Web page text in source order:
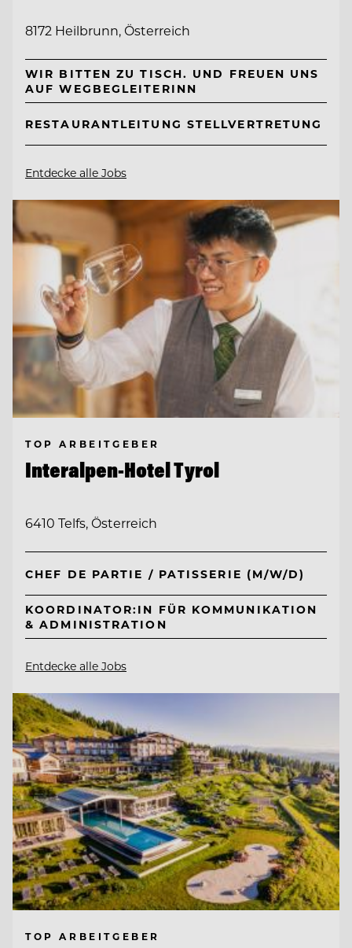
8172 Heilbrunn, Österreich
WIR BITTEN ZU TISCH. UND FREUEN UNS
AUF WEGBEGLEITERINN
RESTAURANTLEITUNG STELLVERTRETUNG
Entdecke alle Jobs
TOP ARBEITGEBER
Interalpen-Hotel Tyrol
6410 Telfs, Österreich
CHEF DE PARTIE / PATISSERIE (M/W/D)
KOORDINATOR:IN FÜR KOMMUNIKATION
& ADMINISTRATION
Entdecke alle Jobs
TOP ARBEITGEBER